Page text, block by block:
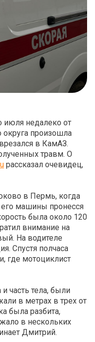
июля недалеко от
произошла
в КамАЗ.
травм. О
рассказал очевидец,
в Пермь, когда
машины пронесся
была около 120
внимание на
На водителе
Спустя полчаса
где мотоциклист
часть тела, были
в метрах в трех от
была разбита,
в нескольких
Дмитрий.